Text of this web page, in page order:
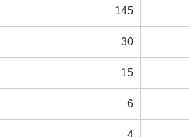
145
30
15
6
4